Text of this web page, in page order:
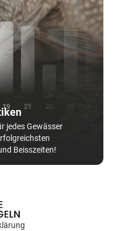
jedes Gewässer
Beisszeiten!